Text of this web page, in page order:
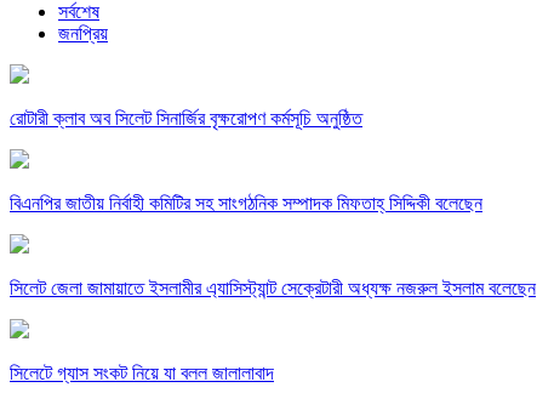
সর্বশেষ
জনপ্রিয়
রোটারী ক্লাব অব সিলেট সিনার্জির বৃক্ষরোপণ কর্মসূচি অনুষ্ঠিত
বিএনপির জাতীয় নির্বাহী কমিটির সহ সাংগঠনিক সম্পাদক মিফতাহ্ সিদ্দিকী বলেছেন
সিলেট জেলা জামায়াতে ইসলামীর এ্যাসিস্ট্যান্ট সেক্রেটারী অধ্যক্ষ নজরুল ইসলাম বলেছেন
সিলেটে গ্যাস সংকট নিয়ে যা বলল জালালাবাদ